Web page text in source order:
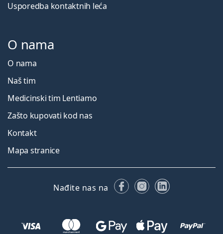
Usporedba kontaktnih leća
O nama
O nama
Naš tim
Medicinski tim Lentiamo
Zašto kupovati kod nas
Kontakt
Mapa stranice
Nađite nas na FacebookuInstagramu
LinkedIn